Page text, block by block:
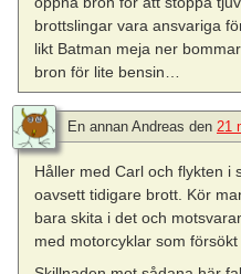
brottslingar vara ansvariga
likt Batman meja ner
bron för lite bensin…
En annan Andreas den 21
Håller med Carl och flykten i
oavsett tidigare brott. Kör
bara skita i det och
med motorcyklar som